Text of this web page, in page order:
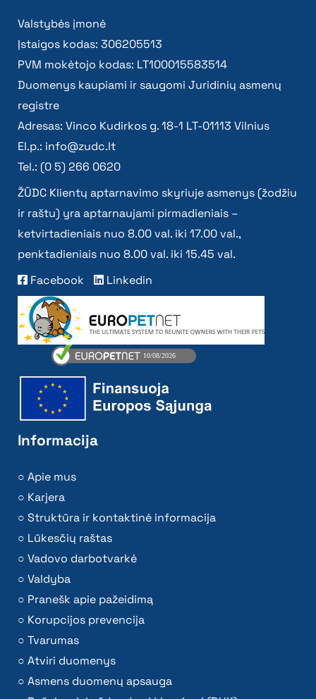
Valstybės įmonė
Įstaigos kodas: 306205513
PVM mokėtojo kodas: LT100015583514
Duomenys kaupiami ir saugomi Juridinių asmenų
registre
Adresas: Vinco Kudirkos g. 18-1 LT-01113 Vilnius
El.p.: info@zudc.lt
Tel.: (0 5) 266 0620
ŽŪDC Klientų aptarnavimo skyriuje asmenys (žodžiu
ir raštu) yra aptarnaujami pirmadieniais –
ketvirtadieniais nuo 8.00 val. iki 17.00 val.,
penktadieniais nuo 8.00 val. iki 15.45 val.
Facebook
Linkedin
Informacija
Apie mus
Karjera
Struktūra ir kontaktinė informacija
Lūkesčių raštas
Vadovo darbotvarkė
Valdyba
Pranešk apie pažeidimą
Korupcijos prevencija
Tvarumas
Atviri duomenys
Asmens duomenų apsauga